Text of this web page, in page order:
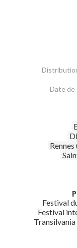
Date de
Festival
Festival